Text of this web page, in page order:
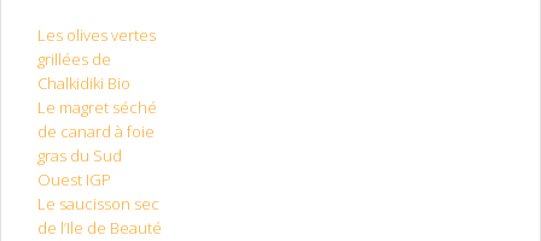
Les olives vertes
grillées de
Chalkidiki Bio
Le magret séché
de canard à foie
gras du Sud
Ouest IGP
Le saucisson sec
de l’Ile de Beauté